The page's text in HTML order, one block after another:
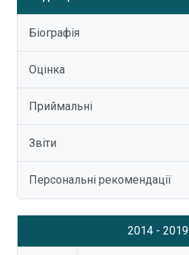
Біографія
Оцінка
Приймальні
Звіти
Персональні рекомендації
2014 - 2019